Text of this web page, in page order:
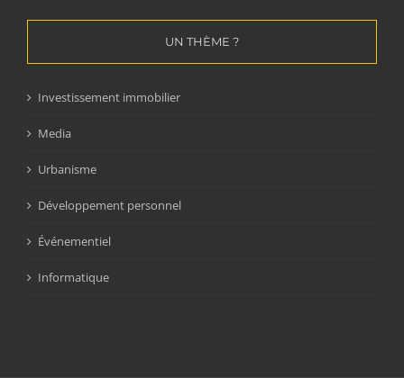
UN THÈME ?
Investissement immobilier
Media
Urbanisme
Développement personnel
Événementiel
Informatique